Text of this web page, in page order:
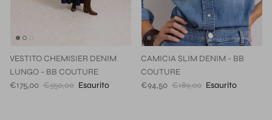
VESTITO CHEMISIER DENIM
LUNGO - BB COUTURE
€175,00 €350,00 Esaurito
CAMICIA SLIM DENIM - BB
COUTURE
€94,50 €189,00 Esaurito